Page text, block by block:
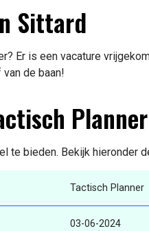
Sittard
Er is een vacature
de baan!
Planner
te bieden. Bekijk hieronder
Tactisch Planner
03-06-2024